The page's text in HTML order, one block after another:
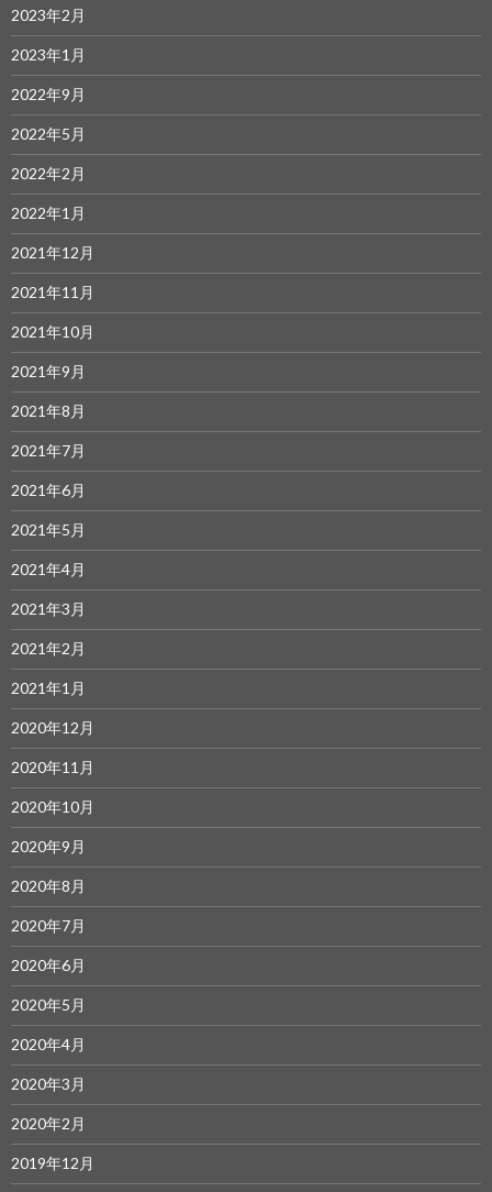
2023年2月
2023年1月
2022年9月
2022年5月
2022年2月
2022年1月
2021年12月
2021年11月
2021年10月
2021年9月
2021年8月
2021年7月
2021年6月
2021年5月
2021年4月
2021年3月
2021年2月
2021年1月
2020年12月
2020年11月
2020年10月
2020年9月
2020年8月
2020年7月
2020年6月
2020年5月
2020年4月
2020年3月
2020年2月
2019年12月